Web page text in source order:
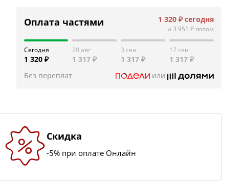
Оплата частями 1 320 ₽сегодня
и 3 951 ₽потом
Сегодня
1 320 ₽
20 авг
1 317 ₽
3 сен
1 317 ₽
17 сен
1 317 ₽
Без переплат
или
Скидка
-5% при оплате Онлайн